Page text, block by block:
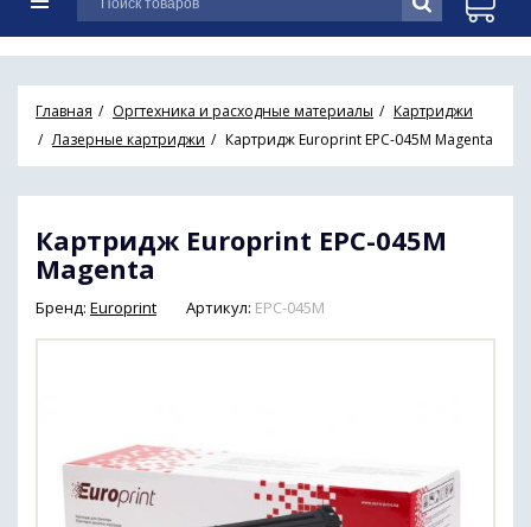
Главная Оргтехника и расходные материалы
Картриджи
Лазерные картриджи
Картридж Europrint EPC-045M Magenta
Картридж Europrint EPC-045M
Magenta
Бренд: Europrint Артикул: EPC-045M